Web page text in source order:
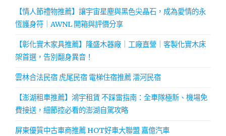
【情人節禮物推薦】讓宇宙星塵與黑色尖晶石，成為愛情的永
恆護身符｜AWNL 開箱與評價分享
【彰化實木家具推薦】隆盛木器廠｜工廠直營｜客製化實木床
架首選，告別翻身異音！
雲林合法民宿 虎尾民宿 電梯住宿推薦 澐河民宿
【澎湖租車推薦】鴻宇租賃 不踩雷指南：全車隊極新、機場免
費接送，細節控必看的澎湖自駕攻略
屏東優質中古車商推薦 HOT好車大聯盟 嘉億汽車